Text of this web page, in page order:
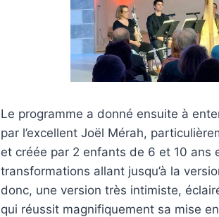
Le programme a donné ensuite à
par l’excellent Joël Mérah,
et créée par 2 enfants de 6 et 10 ans
transformations allant jusqu’à la
donc, une version très intimiste,
qui réussit magnifiquement sa mise